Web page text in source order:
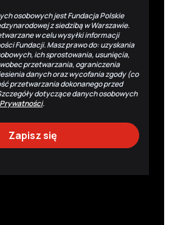
osobowych jest Fundacja Polskie
z siedzibą w Warszawie.
w celu wysyłki informacji
Fundacji. Masz prawo do: uzyskania
ich sprostowania, usunięcia,
przetwarzania, ograniczenia
danych oraz wycofania zgody (co
przetwarzania dokonanego przed
dotyczące danych osobowych
.